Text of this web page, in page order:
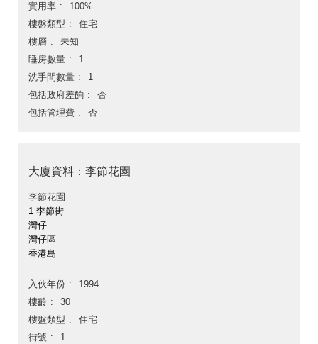
實用率
100%
樓盤類型
住宅
樓層
未知
睡房數量
1
洗手間數量
1
包括政府差餉
否
包括管理費
否
大廈資料：李節花園
李節花園
1 李節街
灣仔
灣仔區
香港島
入伙年份
1994
樓齡
30
樓盤類型
住宅
街號
1